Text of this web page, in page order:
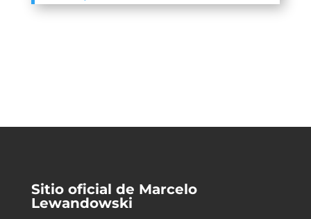
Sitio oficial de Marcelo
Lewandowski